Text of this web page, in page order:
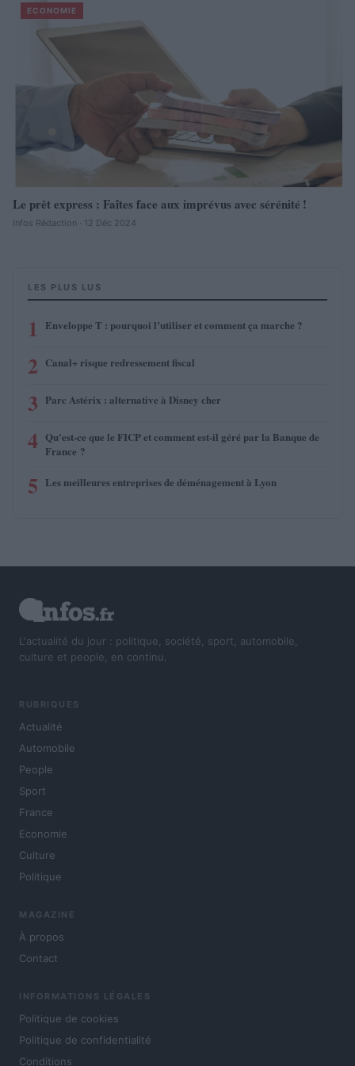
ECONOMIE
Le prêt express : Faîtes face aux imprévus avec sérénité !
Infos Rédaction · 12 Déc 2024
LES PLUS LUS
1 Enveloppe T : pourquoi l’utiliser et comment ça marche ?
2 Canal+ risque redressement fiscal
3 Parc Astérix : alternative à Disney cher
4 Qu'est-ce que le FICP et comment est-il géré par la Banque de
France ?
5 Les meilleures entreprises de déménagement à Lyon
L'actualité du jour : politique, société, sport, automobile,
culture et people, en continu.
RUBRIQUES
Actualité
Automobile
People
Sport
France
Economie
Culture
Politique
MAGAZINE
À propos
Contact
INFORMATIONS LÉGALES
Politique de cookies
Politique de confidentialité
Conditions